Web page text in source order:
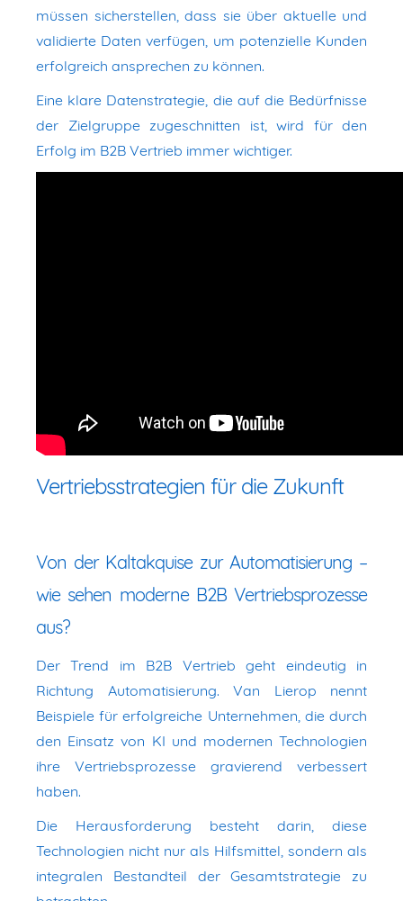
müssen sicherstellen, dass sie über aktuelle und
validierte Daten verfügen, um potenzielle Kunden
erfolgreich ansprechen zu können.
Eine klare Datenstrategie, die auf die Bedürfnisse
der Zielgruppe zugeschnitten ist, wird für den
Erfolg im B2B Vertrieb immer wichtiger.
Vertriebsstrategien für die Zukunft
Von der Kaltakquise zur Automatisierung –
wie sehen moderne B2B Vertriebsprozesse
aus?
Der Trend im B2B Vertrieb geht eindeutig in
Richtung Automatisierung. Van Lierop nennt
Beispiele für erfolgreiche Unternehmen, die durch
den Einsatz von KI und modernen Technologien
ihre Vertriebsprozesse gravierend verbessert
haben.
Die Herausforderung besteht darin, diese
Technologien nicht nur als Hilfsmittel, sondern als
integralen Bestandteil der Gesamtstrategie zu